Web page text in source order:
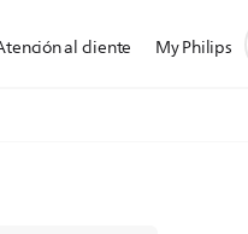
al cliente My Philips